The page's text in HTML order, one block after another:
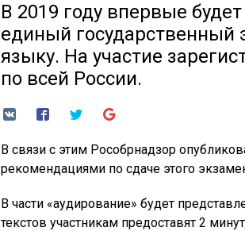
В 2019 году впервые
единый государственный
языку. На участие
по всей России.
В связи с этим Рособрнадзор
рекомендациями по сдаче этого
В части «аудирование» будет
текстов участникам предоставят 2